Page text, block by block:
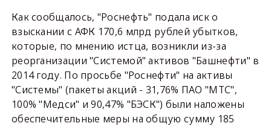
Как сообщалось, "Роснефть" подала иск о
взыскании с АФК 170,6 млрд рублей убытков,
которые, по мнению истца, возникли из-за
реорганизации "Системой" активов "Башнефти" в
2014 году. По просьбе "Роснефти" на активы
"Системы" (пакеты акций - 31,76% ПАО "МТС",
100% "Медси" и 90,47% "БЭСК") были наложены
обеспечительные меры на общую сумму 185